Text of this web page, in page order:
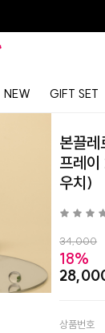
NEW GIFT SET
본끌
프레
우치)
34,000
18%
상품번호